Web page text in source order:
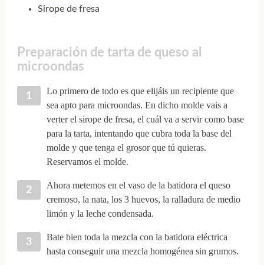
Sirope de fresa
Preparación de tarta de queso al
microondas
Lo primero de todo es que elijáis un recipiente que
sea apto para microondas. En dicho molde vais a
verter el sirope de fresa, el cuál va a servir como base
para la tarta, intentando que cubra toda la base del
molde y que tenga el grosor que tú quieras.
Reservamos el molde.
Ahora metemos en el vaso de la batidora el queso
cremoso, la nata, los 3 huevos, la ralladura de medio
limón y la leche condensada.
Bate bien toda la mezcla con la batidora eléctrica
hasta conseguir una mezcla homogénea sin grumos.